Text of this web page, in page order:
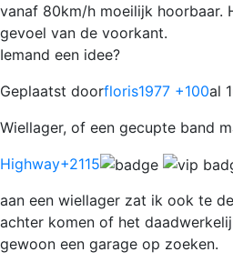
vanaf 80km/h moeilijk hoorbaar.
gevoel van de voorkant.
Iemand een idee?
Geplaatst doorfloris1977 +100al
Wiellager, of een gecupte band
Highway+2115
aan een wiellager zat ik ook te
achter komen of het
gewoon een garage op zoeken.